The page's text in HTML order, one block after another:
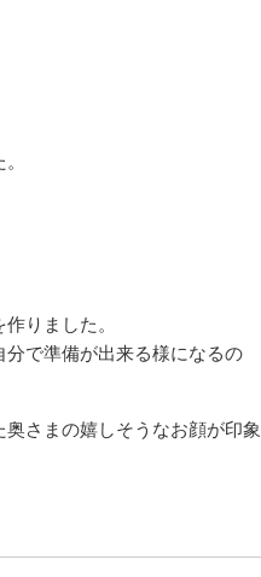
りました。
で準備が出来る様になるの
さまの嬉しそうなお顔が印象